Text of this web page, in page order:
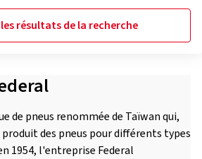
résultats de la recherche
de pneus renommée de Taïwan qui,
produit des pneus pour différents types
1954, l'entreprise Federal